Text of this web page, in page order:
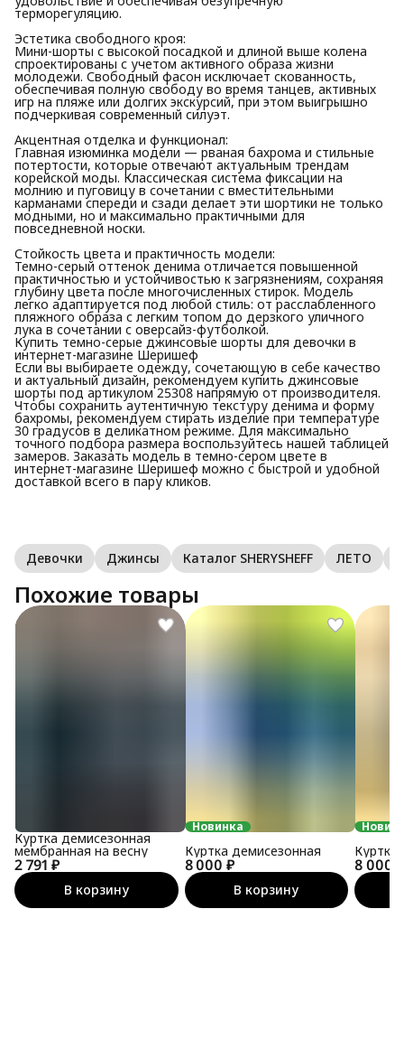
терморегуляцию.
Эстетика свободного кроя:
Мини-шорты с высокой посадкой и длиной выше колена
спроектированы с учетом активного образа жизни
молодежи. Свободный фасон исключает скованность,
обеспечивая полную свободу во время танцев, активных
игр на пляже или долгих экскурсий, при этом выигрышно
подчеркивая современный силуэт.
Акцентная отделка и функционал:
Главная изюминка модели — рваная бахрома и стильные
потертости, которые отвечают актуальным трендам
корейской моды. Классическая система фиксации на
молнию и пуговицу в сочетании с вместительными
карманами спереди и сзади делает эти шортики не только
модными, но и максимально практичными для
повседневной носки.
Стойкость цвета и практичность модели:
Темно-серый оттенок денима отличается повышенной
практичностью и устойчивостью к загрязнениям, сохраняя
глубину цвета после многочисленных стирок. Модель
легко адаптируется под любой стиль: от расслабленного
пляжного образа с легким топом до дерзкого уличного
лука в сочетании с оверсайз-футболкой.
Купить темно-серые джинсовые шорты для девочки в
интернет-магазине Шеришеф
Если вы выбираете одежду, сочетающую в себе качество
и актуальный дизайн, рекомендуем купить джинсовые
шорты под артикулом 25308 напрямую от производителя.
Чтобы сохранить аутентичную текстуру денима и форму
бахромы, рекомендуем стирать изделие при температуре
30 градусов в деликатном режиме. Для максимально
точного подбора размера воспользуйтесь нашей таблицей
замеров. Заказать модель в темно-сером цвете в
интернет-магазине Шеришеф можно с быстрой и удобной
доставкой всего в пару кликов.
Девочки Джинсы Каталог SHERYSHEFF ЛЕТО
Похожие товары
2 791 ₽
Куртка демисезонная
мембранная на весну
В корзину
Новинка
8 000 ₽
Куртка демисезонная
В корзину
8 000 ₽
Куртка